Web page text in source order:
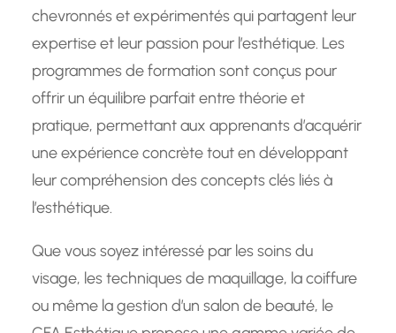
chevronnés et expérimentés qui partagent leur
expertise et leur passion pour l’esthétique. Les
programmes de formation sont conçus pour
offrir un équilibre parfait entre théorie et
pratique, permettant aux apprenants d’acquérir
une expérience concrète tout en développant
leur compréhension des concepts clés liés à
l’esthétique.
Que vous soyez intéressé par les soins du
visage, les techniques de maquillage, la coiffure
ou même la gestion d’un salon de beauté, le